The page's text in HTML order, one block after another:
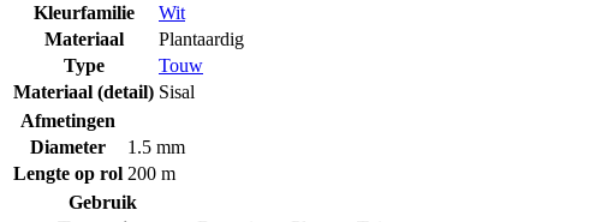
Kleurfamilie
Wit
Materiaal
Plantaardig
Type
Touw
Materiaal (detail) Sisal
Afmetingen
Diameter
1.5 mm
Lengte op rol 200 m
Gebruik